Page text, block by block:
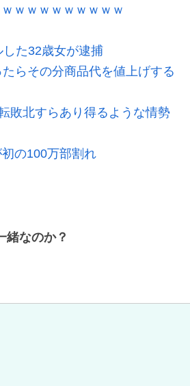
ｗｗｗｗｗｗｗｗｗ
た32歳女が逮捕
らその分商品代を値上げする
敗北すらあり得るような情勢
の100万部割れ
緒なのか？